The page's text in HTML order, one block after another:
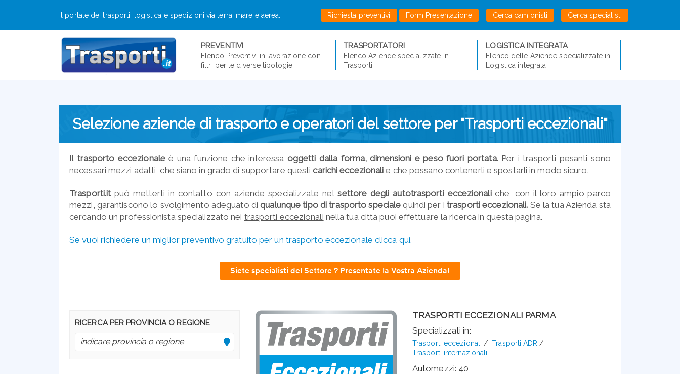
Il portale dei trasporti, logistica e spedizioni via terra, mare e aerea. Richiesta preventivi Form Presentazione Cerca camionisti Cerca specialisti
PREVENTIVI
Elenco Preventivi in lavorazione con
filtri per le diverse tipologie
TRASPORTATORI
Elenco Aziende specializzate in
Trasporti
LOGISTICA INTEGRATA
Elenco delle Aziende specializzate in
Logistica integrata
Selezione aziende di trasporto e operatori del settore per "Trasporti eccezionali"
Il trasporto eccezionaleè una funzione che interessa oggetti dalla forma, dimensioni e peso fuori portata. Per i trasporti pesanti sono
necessari mezzi adatti, che siano in grado di supportare questi carichi eccezionali e che possano contenerli e spostarli in modo sicuro.
Trasporti.itpuò metterti in contatto con aziende specializzate nelsettore degli autotrasporti eccezionaliche, con il loro ampio parco
mezzi, garantiscono lo svolgimento adeguato diqualunque tipo di trasporto specialequindi per itrasporti eccezionali. Se la tua Azienda sta
cercando un professionista specializzato nei trasporti eccezionali nella tua città puoi effettuare la ricerca in questa pagina.
Se vuoi richiedere un miglior preventivo gratuito per un trasporto eccezionale clicca qui.
Siete specialisti del Settore ? Presentate la Vostra Azienda!
RICERCA PER PROVINCIA O REGIONE
TRASPORTI ECCEZIONALI PARMA
Specializzati in:
Trasporti eccezionali
Trasporti ADR
Trasporti internazionali
Automezzi: 40